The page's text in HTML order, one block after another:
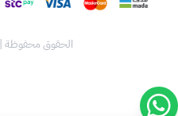
الحقوق محفوظة | 2026